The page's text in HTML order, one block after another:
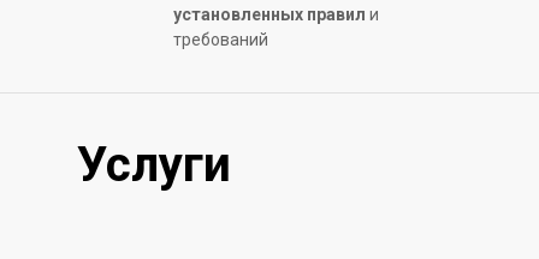
установленных правил и
требований
Услуги